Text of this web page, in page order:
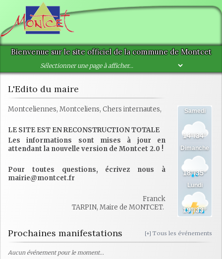
Bienvenue sur le site officiel de la commune de Montcet
L'Edito du maire
Montceliennes, Montceliens, Chers internautes,
LE SITE EST EN RECONSTRUCTION TOTALE
Les informations sont mises à jour en
attendant la nouvelle version de Montcet 2.0 !
Pour toutes questions, écrivez nous à
mairie@montcet.fr
Franck
TARPIN, Maire de MONTCET.
Prochaines manifestations [+] Tous les événements
Aucun événement pour le moment...